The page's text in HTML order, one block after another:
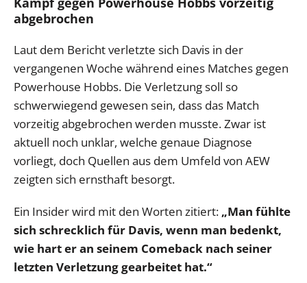
abgebrochen
Laut dem Bericht verletzte sich Davis in der
vergangenen Woche während eines Matches gegen
Powerhouse Hobbs. Die Verletzung soll so
schwerwiegend gewesen sein, dass das Match
vorzeitig abgebrochen werden musste. Zwar ist
aktuell noch unklar, welche genaue Diagnose
vorliegt, doch Quellen aus dem Umfeld von AEW
zeigten sich ernsthaft besorgt.
Ein Insider wird mit den Worten zitiert: „Man fühlte
sich schrecklich für Davis, wenn man bedenkt,
wie hart er an seinem Comeback nach seiner
letzten Verletzung gearbeitet hat.“